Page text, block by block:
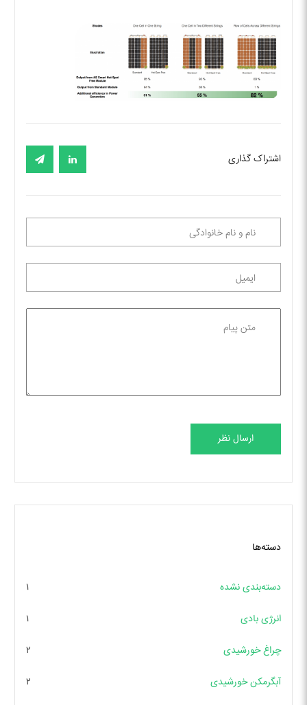
اشتراک گذاری
ارسال نظر
دسته‌ها
دسته‌بندی نشده ۱
انرژی بادی ۱
چراغ خورشیدی ۲
آبگرمکن خورشیدی ۲